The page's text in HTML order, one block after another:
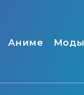
Аниме Моды